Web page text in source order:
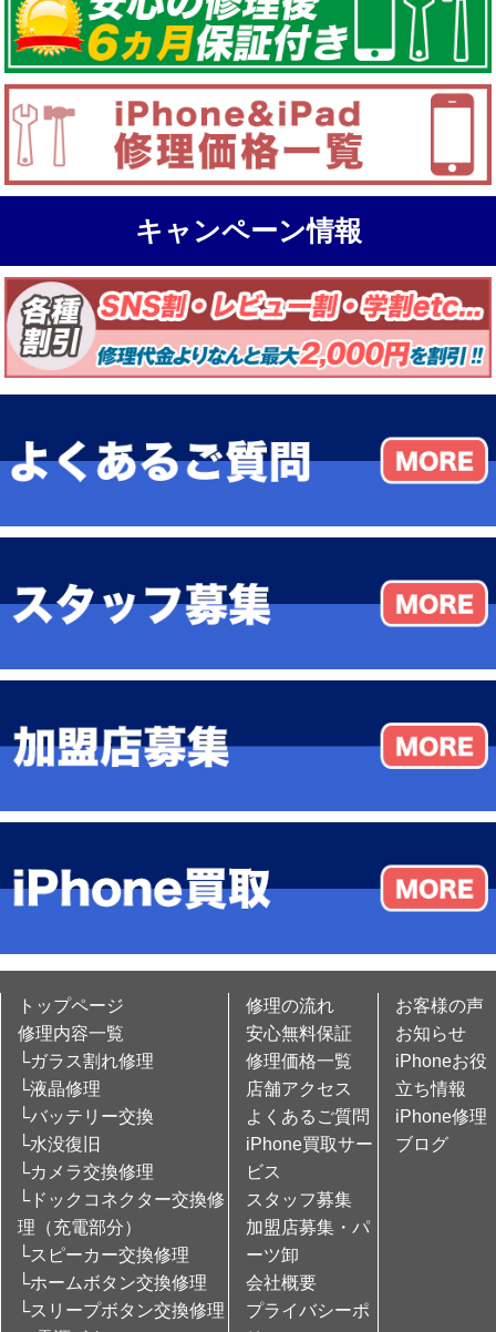
キャンペーン情報
トップページ
修理内容一覧
└ガラス割れ修理
└液晶修理
└バッテリー交換
└水没復旧
└カメラ交換修理
└ドックコネクター交換修
理（充電部分）
└スピーカー交換修理
└ホームボタン交換修理
└スリープボタン交換修理
修理の流れ
安心無料保証
修理価格一覧
店舗アクセス
よくあるご質問
iPhone買取サー
ビス
スタッフ募集
加盟店募集・パ
ーツ卸
会社概要
プライバシーポ
お客様の声
お知らせ
iPhoneお役
立ち情報
iPhone修理
ブログ